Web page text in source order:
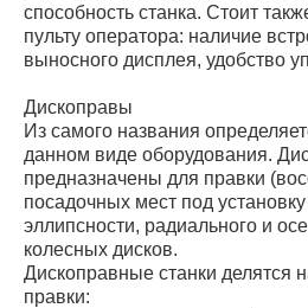
способность станка. Стоит
пульту оператора: наличие
выносного дисплея, удобство
Дископравы
Из самого названия
данном виде оборудования.
предназначены для правки
посадочных мест под
эллипсности, радиального и
колесных дисков.
Дископравные станки делятся
правки: